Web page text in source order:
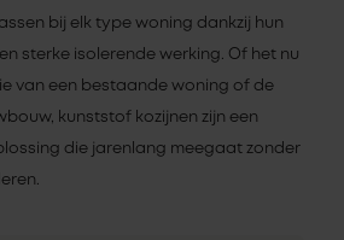
bij elk type woning dankzij hun
sterke isolerende werking. Of het nu
van een bestaande woning of de
kunststof kozijnen zijn een
die jarenlang meegaat zonder